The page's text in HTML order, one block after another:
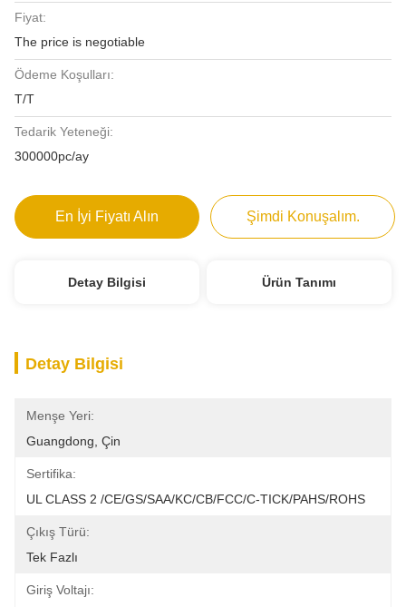
Fiyat:
The price is negotiable
Ödeme Koşulları:
T/T
Tedarik Yeteneği:
300000pc/ay
En İyi Fiyatı Alın Şimdi Konuşalım.
Detay Bilgisi Ürün Tanımı
Detay Bilgisi
Menşe Yeri:
Guangdong, Çin
Sertifika:
UL CLASS 2 /CE/GS/SAA/KC/CB/FCC/C-TICK/PAHS/ROHS
Çıkış Türü:
Tek Fazlı
Giriş Voltajı: